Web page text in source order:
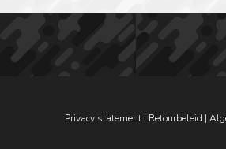
Privacy statement | Retourbeleid |